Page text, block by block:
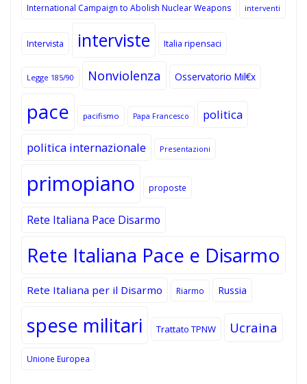
International Campaign to Abolish Nuclear Weapons interventi
Intervista interviste Italia ripensaci
Legge 185/90 Nonviolenza Osservatorio Mil€x
pace pacifismo Papa Francesco politica
politica internazionale Presentazioni
primopiano proposte
Rete Italiana Pace Disarmo
Rete Italiana Pace e Disarmo
Rete Italiana per il Disarmo Riarmo Russia
spese militari Trattato TPNW Ucraina
Unione Europea